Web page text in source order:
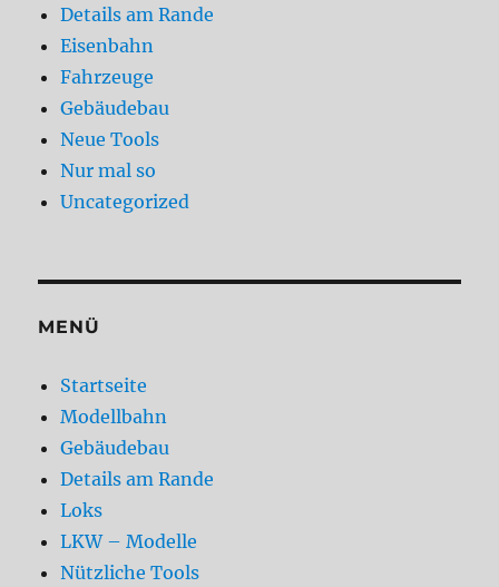
Details am Rande
Eisenbahn
Fahrzeuge
Gebäudebau
Neue Tools
Nur mal so
Uncategorized
MENÜ
Startseite
Modellbahn
Gebäudebau
Details am Rande
Loks
LKW – Modelle
Nützliche Tools